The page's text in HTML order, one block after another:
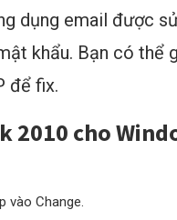
dụng email được
khẩu. Bạn có thể
để fix.
2010 cho
vào Change.